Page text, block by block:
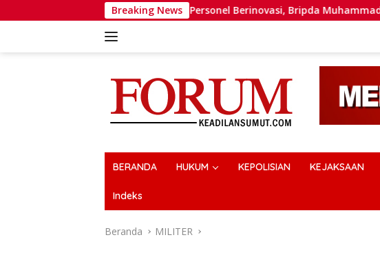
ke
Breaking News
Dorong Personel Berinovasi, Bripda Muhammad Putra Aulia Jadi
BERANDA HUKUM KEPOLISIAN KEJAKSAAN
Indeks
Beranda MILITER